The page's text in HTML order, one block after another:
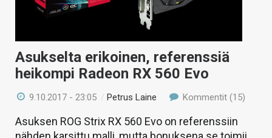
VAIHDA TEEMA
HAKU
Asukselta erikoinen, referenssiä
heikompi Radeon RX 560 Evo
9.10.2017 - 23:05 /Petrus Laine Kommentit (15)
Asuksen ROG Strix RX 560 Evo on referenssiin